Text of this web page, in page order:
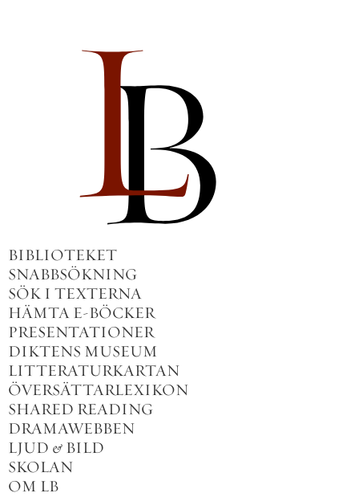
BIBLIOTEKET
SNABBSÖKNING
SÖK I TEXTERNA
HÄMTA E-BÖCKER
PRESENTATIONER
DIKTENS MUSEUM
LITTERATURKARTAN
ÖVERSÄTTARLEXIKON
SHARED READING
DRAMAWEBBEN
LJUD & BILD
SKOLAN
OM LB